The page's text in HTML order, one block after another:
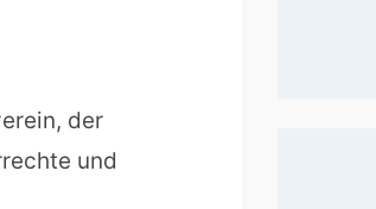
der
und